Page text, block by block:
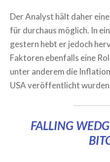
Der Analyst hält daher
für durchaus möglich. In
gestern hebt er jedoch
Faktoren ebenfalls eine
unter anderem die
USA veröffentlicht
FALLING